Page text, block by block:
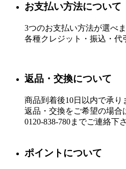
お支払い方法について
3つのお支払い方法が選べま
各種クレジット・振込・代
返品・交換について
商品到着後10日以内で承り
返品・交換をご希望の場合
0120-838-780までご連絡下
ポイントについて